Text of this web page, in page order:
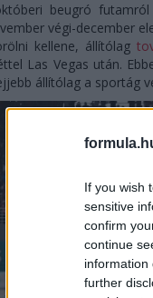
If you wish
sensitive
confirm
continue
information
further
beugró
végi-december
kellene, állítólag
Las Vegas után.
állítólag a sportág